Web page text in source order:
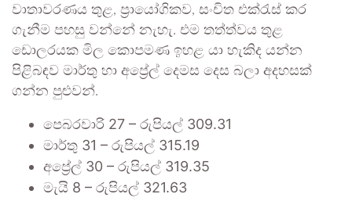
වාතාවරණය තුළ, ප්‍රායෝගිකව, සංචිත එක්රැස් කර
ගැනීම පහසු වන්නේ නැහැ. එම තත්ත්වය තුළ
ඩොලරයක මිල කොපමණ ඉහළ යා හැකිද යන්න
පිළිබඳව මාර්තු හා අප්‍රේල් දෙමස දෙස බලා අදහසක්
ගන්න පුළුවන්.
පෙබරවාරි 27 – රුපියල් 309.31
මාර්තු 31 – රුපියල් 315.19
අප්‍රේල් 30 – රුපියල් 319.35
මැයි 8 – රුපියල් 321.63